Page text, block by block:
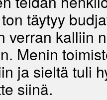
täytyy
verran kalliin
Menin
ja sieltä tuli
siinä.